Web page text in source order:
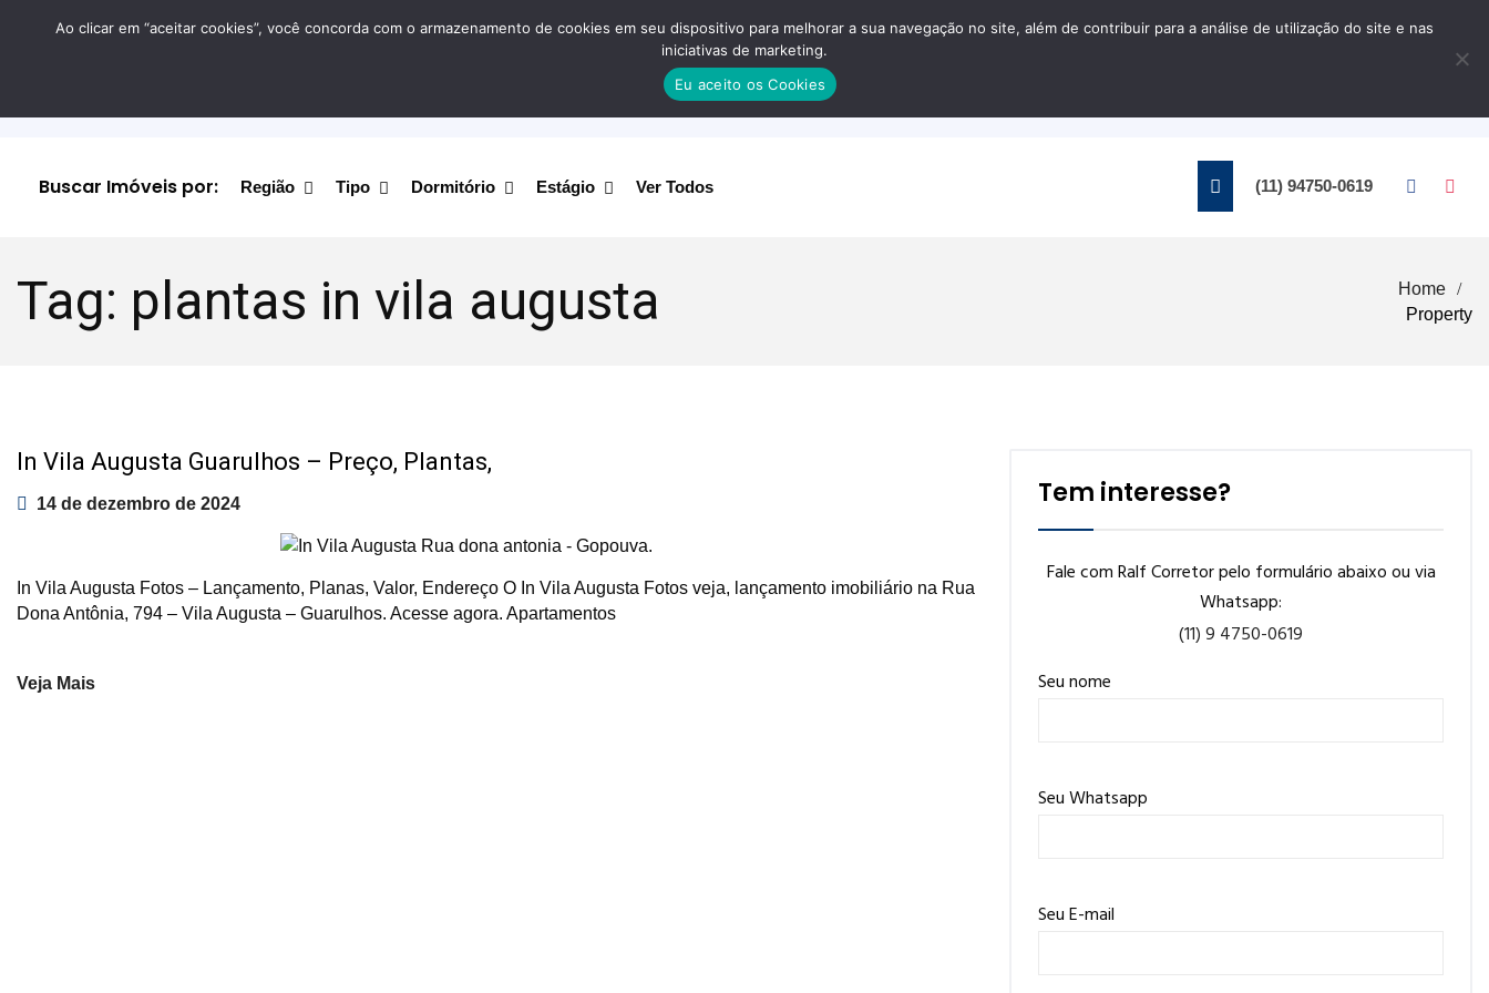
Contato
Buscar Imóveis por: Região Tipo Dormitório Estágio Ver Todos (11) 94750-0619
Tag: plantas in vila augusta
Home
Property
In Vila Augusta Guarulhos – Preço, Plantas,
14 de dezembro de 2024
In Vila Augusta Fotos – Lançamento, Planas, Valor, Endereço O In Vila Augusta Fotos veja, lançamento imobiliário na Rua
Dona Antônia, 794 – Vila Augusta – Guarulhos. Acesse agora. Apartamentos
Veja Mais
Tem interesse?
Fale com Ralf Corretor pelo formulário abaixo ou via
Whatsapp:
(11) 9 4750-0619
Seu nome
Seu Whatsapp
Seu E-mail
Ao clicar em “aceitar cookies”, você concorda com o armazenamento de cookies em seu dispositivo para melhorar a sua navegação no site, além de contribuir para a análise de utilização do site e nas
iniciativas de marketing.
Eu aceito os Cookies